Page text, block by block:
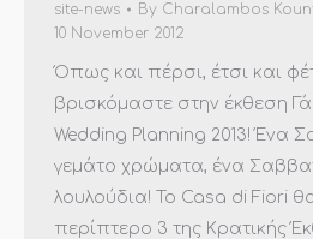
site-news By Charalambos
10 November 2012
Όπως και πέρσι, έτσι και
βρισκόμαστε στην έκθεση
Wedding Planning 2013! Ένα
γεμάτο χρώματα, ένα
λουλούδια! Το Casa di Fiori
περίπτερο 3 της Κρατικής